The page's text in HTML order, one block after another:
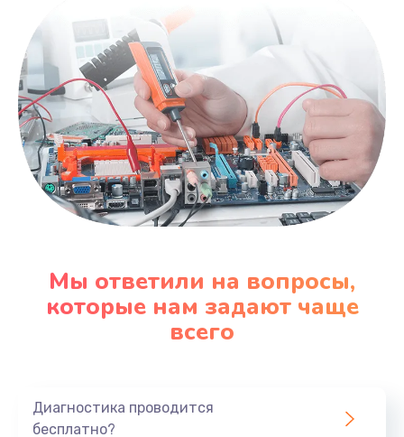
Мы ответили на вопросы,
которые нам задают чаще
всего
Диагностика проводится
бесплатно?